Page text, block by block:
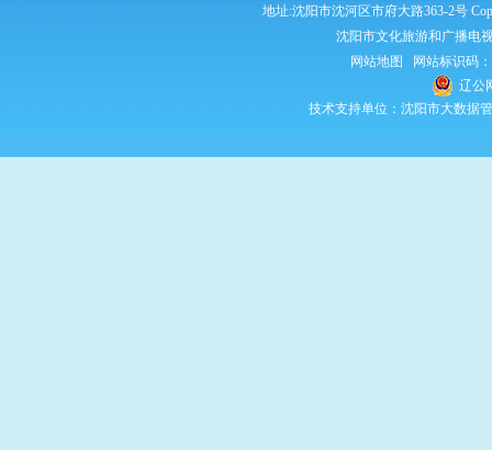
地址:沈阳市沈河区市府大路363-2号
沈阳市文化旅游和广播电
网站地图
网站标识码
辽公
技术支持单位：沈阳市大数据